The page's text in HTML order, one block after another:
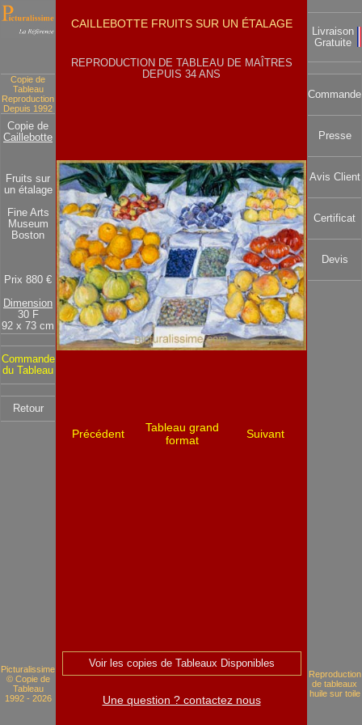
Copie de
Tableau
Reproduction
Depuis 1992
Copie de
Caillebotte
Fruits sur
un étalage
Fine Arts
Museum
Boston
Prix 880 €
Dimension
30 F
92 x 73 cm
Commande
du Tableau
Retour
CAILLEBOTTE FRUITS SUR UN ÉTALAGE
REPRODUCTION DE TABLEAU DE MAÎTRES
DEPUIS 34 ANS
Précédent
Tableau grand
format
Suivant
Livraison
Gratuite
Commande
Presse
Avis Client
Certificat
Devis
Picturalissime
© Copie de
Tableau
1992 - 2026
Voir les copies de Tableaux Disponibles
Une question ? contactez nous
Reproduction
de tableaux
huile sur toile